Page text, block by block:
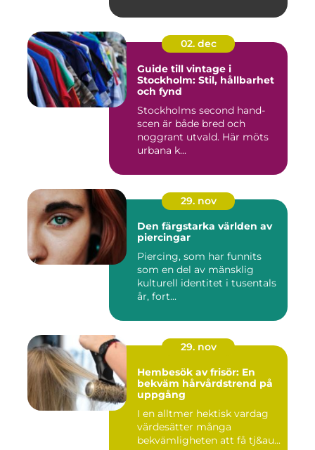
02. dec
Guide till vintage i
Stockholm: Stil, hållbarhet
och fynd
Stockholms second hand-
scen är både bred och
noggrant utvald. Här möts
urbana k...
29. nov
Den färgstarka världen av
piercingar
Piercing, som har funnits
som en del av mänsklig
kulturell identitet i tusentals
år, fort...
29. nov
Hembesök av frisör: En
bekväm hårvårdstrend på
uppgång
I en alltmer hektisk vardag
värdesätter många
bekvämligheten att få tj&au...